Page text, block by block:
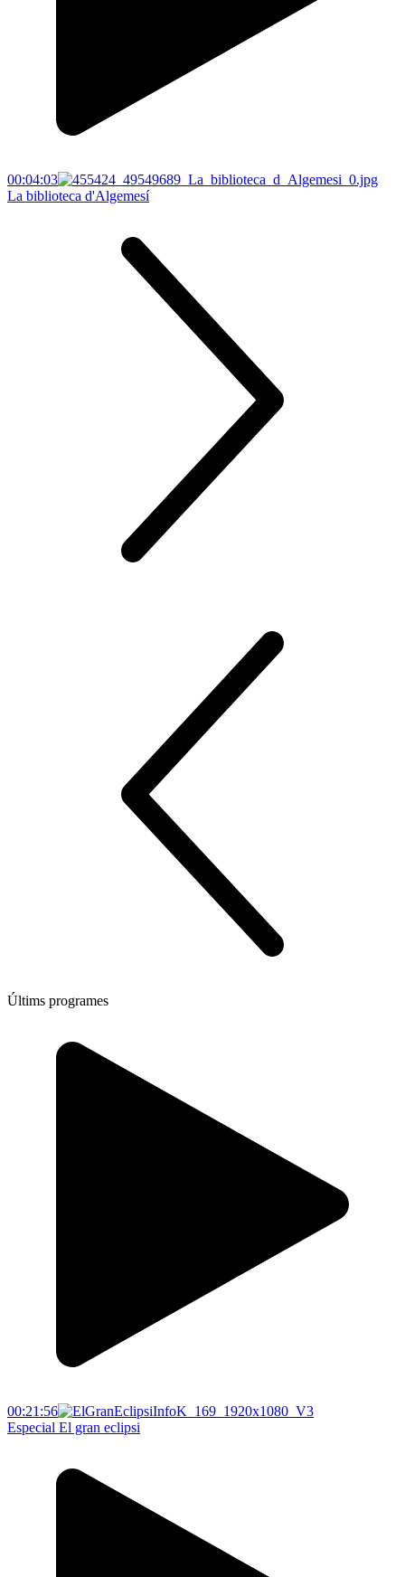
00:04:03
La biblioteca d'Algemesí
Últims programes
00:21:56
Especial El gran eclipsi